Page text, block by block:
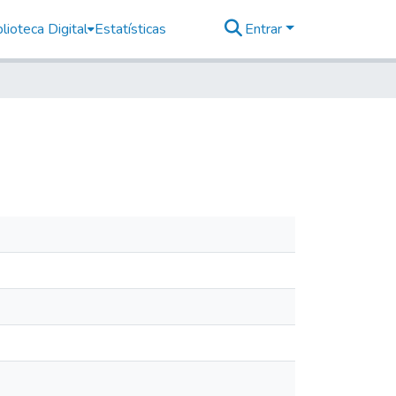
Digital Estatísticas Entrar